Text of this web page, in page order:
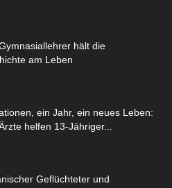
hält die
am Leben
ein Jahr, ein neues Leben:
helfen 13-Jähriger...
Geflüchteter und